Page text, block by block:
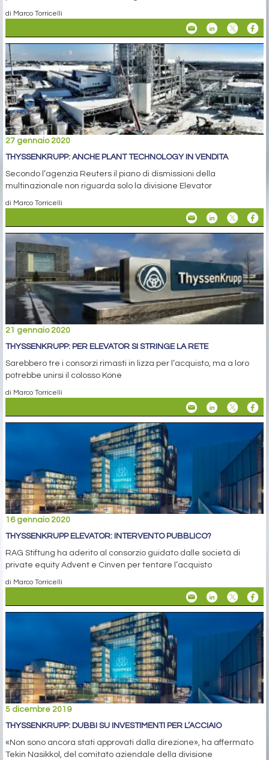
di Marco Torricelli
27 gennaio 2020
THYSSENKRUPP: ANCHE PLANT TECHNOLOGY IN VENDITA
Secondo l’agenzia Reuters il piano di dismissioni della
multinazionale non riguarda solo la divisione Elevator
di Marco Torricelli
21 gennaio 2020
THYSSENKRUPP: PER ELEVATOR SI STRINGE LA RETE
Sarebbero tre i consorzi rimasti in lizza per l’acquisto, ma a loro
potrebbe unirsi il colosso Kone
di Marco Torricelli
16 gennaio 2020
THYSSENKRUPP ELEVATOR: INTERVENTO PUBBLICO?
RAG Stiftung ha aderito al consorzio guidato dalle società di
private equity Advent e Cinven per tentare l’acquisto
di Marco Torricelli
5 dicembre 2019
THYSSENKRUPP: DUBBI SU INVESTIMENTI PER L’ACCIAIO
«Non sono ancora stati approvati dalla direzione», ha affermato
Tekin Nasikkol, del comitato aziendale della divisione